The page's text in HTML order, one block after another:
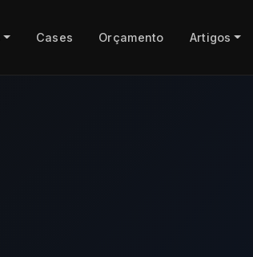
Cases Orçamento Artigos